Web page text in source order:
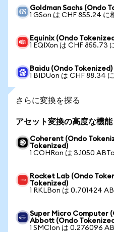
Goldman Sachs (Ondo
1 GSon は CHF 855.24 に
Equinix (Ondo
1 EQIXon は CHF 855.73
Baidu (Ondo Tokenized)
1 BIDUon は CHF 88.34
さらに変換を探る
アセット変換の高度な機能
Coherent (Ondo
Tokenized)
1 COHRon は 3.1050
Rocket Lab (Ondo
Tokenized)
1 RKLBon は 0.701424
Super Micro Computer
Abbott (Ondo
1 SMCIon は 0.276096